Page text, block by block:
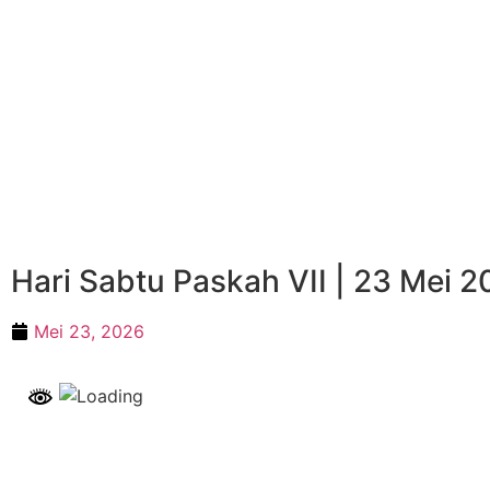
Hari Sabtu Paskah VII | 23 Mei
Mei 23, 2026